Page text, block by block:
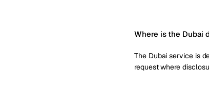
Where is the Dubai
The Dubai service is
request where